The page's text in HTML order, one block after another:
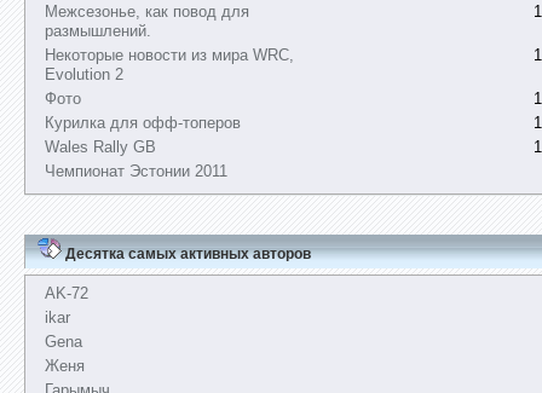
Межсезонье, как повод для
размышлений.
Некоторые новости из мира WRC,
Evolution 2
Фото
Курилка для офф-топеров
Wales Rally GB
Чемпионат Эстонии 2011
Десятка самых активных авторов
AK-72
ikar
Gena
Женя
Гарымыч